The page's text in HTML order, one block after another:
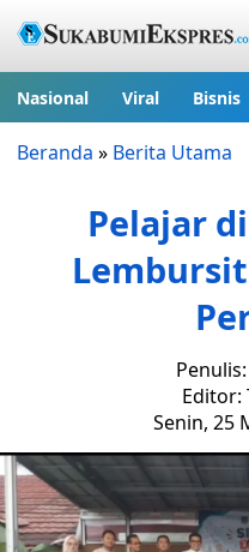
Nasional Viral Bisnis
Beranda » Berita Utama
Pelajar
Penulis:
Editor:
Senin, 25